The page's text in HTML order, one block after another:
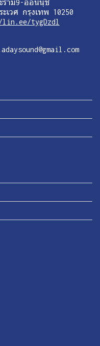
ราม9-อ่อนนุช
เวศ กรุงเทพ 10250
tygDzdl